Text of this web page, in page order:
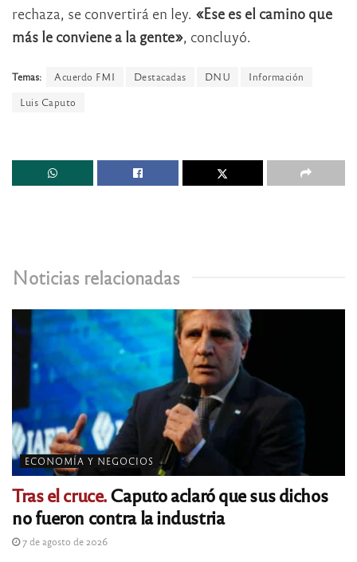
rechaza, se convertirá en ley. «Ese es el camino que
más le conviene a la gente», concluyó.
Temas: Acuerdo FMI Destacadas DNU
Información
Luis Caputo
Noticias relacionadas
ECONOMÍA Y NEGOCIOS
Tras el cruce.Caputo aclaró que sus dichos
no fueron contra la industria
7 de agosto de 2026